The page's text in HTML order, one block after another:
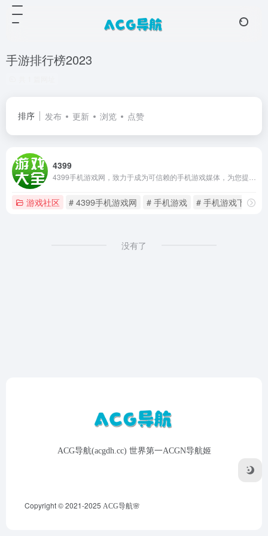
手游排行榜2023
排序 发布 更新 浏览 点赞
4399
游戏社区 # 4399手机游戏网 # 手机游戏 # 手机游戏下载
没有了
ACG导航(acgdh.cc) 世界第一ACGN导航姬
Copyright © 2021-2025 ACG导航🌸